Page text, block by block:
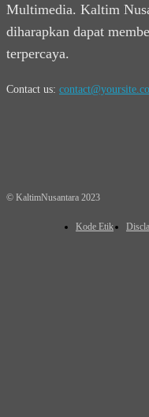
Multimedia. Kaltim
diharapkan dapat
terpercaya.
Contact us:
© KaltimNusantara 2023
Kode Etik